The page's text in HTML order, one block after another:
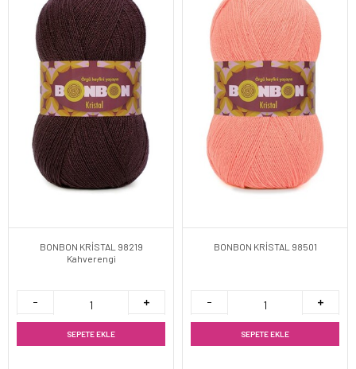
BONBON KRİSTAL 98219
Kahverengi
SEPETE EKLE
BONBON KRİSTAL 98501
SEPETE EKLE